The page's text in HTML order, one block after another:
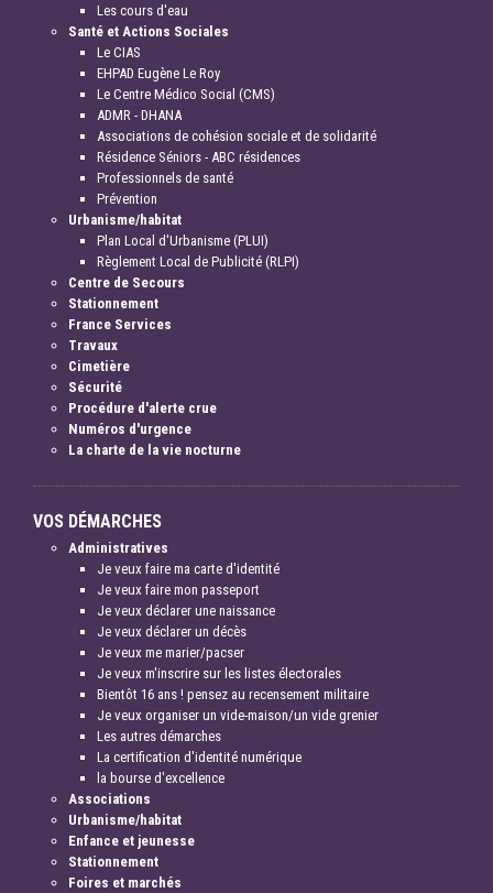
Les cours d'eau
Santé et Actions Sociales
Le CIAS
EHPAD Eugène Le Roy
Le Centre Médico Social (CMS)
ADMR - DHANA
Associations de cohésion sociale et de solidarité
Résidence Séniors - ABC résidences
Professionnels de santé
Prévention
Urbanisme/habitat
Plan Local d'Urbanisme (PLUI)
Règlement Local de Publicité (RLPI)
Centre de Secours
Stationnement
France Services
Travaux
Cimetière
Sécurité
Procédure d'alerte crue
Numéros d'urgence
La charte de la vie nocturne
VOS DÉMARCHES
Administratives
Je veux faire ma carte d'identité
Je veux faire mon passeport
Je veux déclarer une naissance
Je veux déclarer un décès
Je veux me marier/pacser
Je veux m'inscrire sur les listes électorales
Bientôt 16 ans ! pensez au recensement militaire
Je veux organiser un vide-maison/un vide grenier
Les autres démarches
La certification d'identité numérique
la bourse d'excellence
Associations
Urbanisme/habitat
Enfance et jeunesse
Stationnement
Foires et marchés